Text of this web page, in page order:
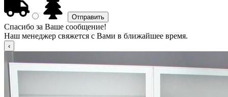
Спасибо за Ваше сообщение!
Наш менеджер свяжется с Вами в ближайшее время.